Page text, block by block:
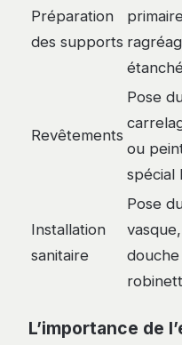
Préparation
des supports
Revêtements
Pose
ou
spécial
Installation
sanitaire
Pose
L’importance de